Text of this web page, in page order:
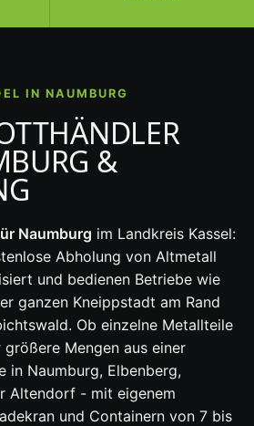
IN NAUMBURG
&
Naumburg im Landkreis Kassel:
Abholung von Altmetall
und bedienen Betriebe wie
ganzen Kneippstadt am Rand
Ob einzelne Metallteile
Mengen aus einer
in Naumburg, Elbenberg,
Altendorf - mit eigenem
und Containern von 7 bis